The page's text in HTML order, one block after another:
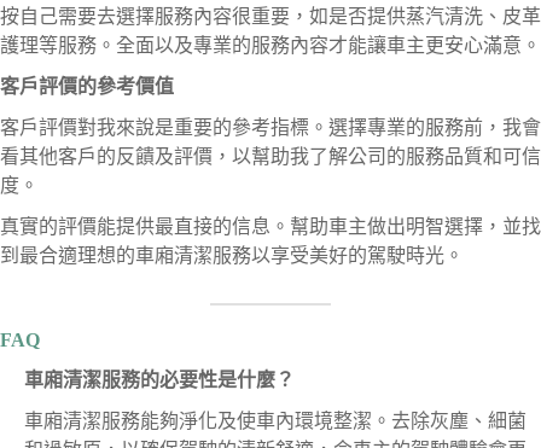
按自己需要去選擇服務內容很重要，如是否提供蒸汽清洗、皮革
護理等服務。全面以及專業的服務內容才能讓車主更安心滿意。
客戶評價的參考價值
客戶評價對我來說是重要的參考指標。選擇專業的服務前，我會
看其他客戶的反饋及評價，以幫助我了解公司的服務品質和可信
度。
真實的評價能提供最直接的信息。幫助車主做出明智選擇，並找
到最合適理想的車廂清潔服務以享受美好的駕駛時光。
FAQ
車廂清潔服務的必要性是什麼？
車廂清潔服務能夠淨化及使車內環境整潔。去除灰塵、細菌